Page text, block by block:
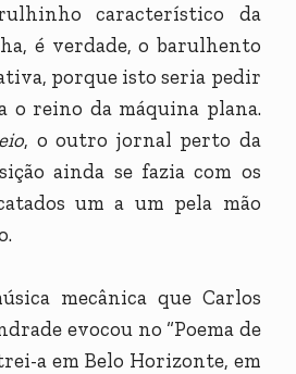
característico da
é verdade, o barulhento
porque isto seria pedir
o reino da máquina plana.
, o outro jornal perto da
ainda se fazia com os
um a um pela mão
mecânica que Carlos
evocou no “Poema de
a em Belo Horizonte, em